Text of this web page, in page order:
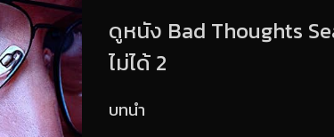
ดูหนัง Bad Thoughts
ไม่ได้ 2
บทนำ